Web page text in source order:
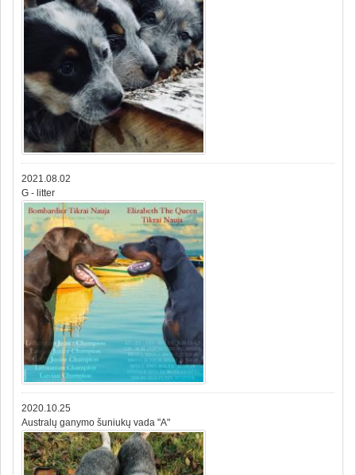
2021.08.02
G - litter
2020.10.25
Australų ganymo šuniukų vada "A"